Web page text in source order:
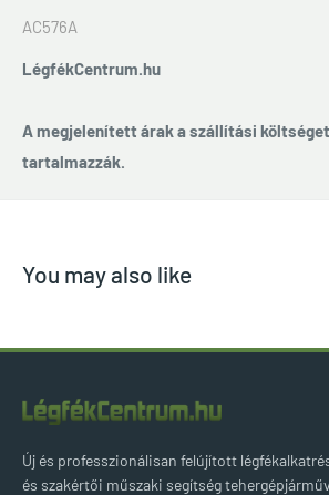
AC576A
LégfékCentrum.hu
A megjelenített árak a szállítási
tartalmazzák.
You may also like
Új és professzionálisan felújított
és szakértői műszaki segítség